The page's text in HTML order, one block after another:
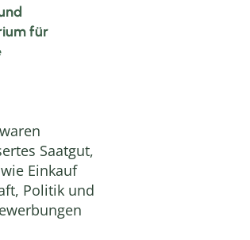
für
Saatgut,
Einkauf
Politik und